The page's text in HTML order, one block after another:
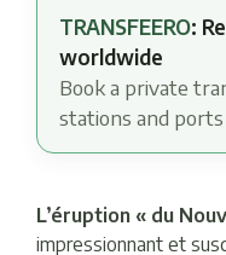
TRANSFEERO:
worldwide
Book a private
stations and
L’éruption « du
impressionnant et